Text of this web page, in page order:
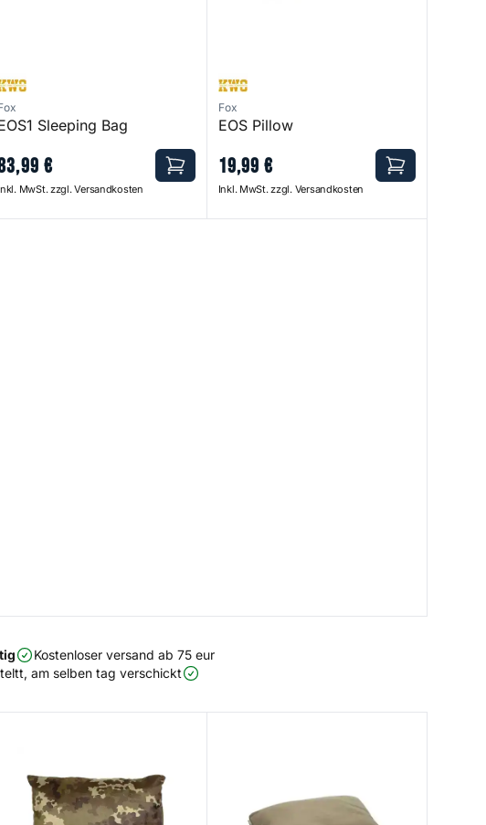
Sleeping Bag
,99 €
MwSt. zzgl. Versandkosten
Fox
EOS Pillow
19,99 €
Inkl. MwSt. zzgl. Versandkosten
Kostenloser versand ab 75 eur
am selben tag verschickt